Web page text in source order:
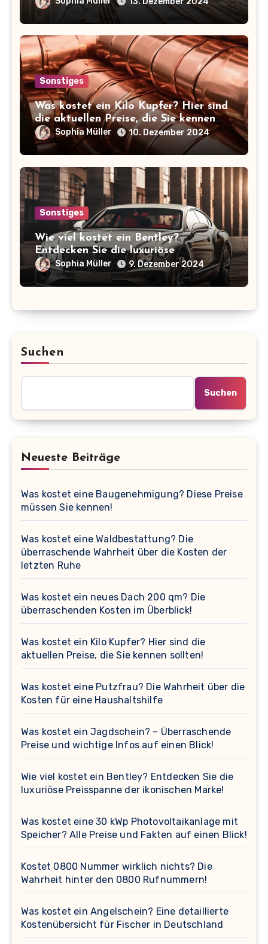
Sonstiges
Was kostet ein Kilo Kupfer? Hier sind
die aktuellen Preise, die Sie kennen
sollten!Sophia Müller 10. Dezember 2024
Sonstiges
Wie viel kostet ein Bentley?
Entdecken Sie die luxuriöse
Preisspanne der ikonischen Marke!
Sophia Müller 9. Dezember 2024
Suchen
Suchen
Neueste Beiträge
Was kostet eine Baugenehmigung? Diese Preise
müssen Sie kennen!
Was kostet eine Waldbestattung? Die
überraschende Wahrheit über die Kosten der
letzten Ruhe
Was kostet ein neues Dach 200 qm? Die
überraschenden Kosten im Überblick!
Was kostet ein Kilo Kupfer? Hier sind die
aktuellen Preise, die Sie kennen sollten!
Was kostet eine Putzfrau? Die Wahrheit über die
Kosten für eine Haushaltshilfe
Was kostet ein Jagdschein? – Überraschende
Preise und wichtige Infos auf einen Blick!
Wie viel kostet ein Bentley? Entdecken Sie die
luxuriöse Preisspanne der ikonischen Marke!
Was kostet eine 30 kWp Photovoltaikanlage mit
Speicher? Alle Preise und Fakten auf einen Blick!
Kostet 0800 Nummer wirklich nichts? Die
Wahrheit hinter den 0800 Rufnummern!
Was kostet ein Angelschein? Eine detaillierte
Kostenübersicht für Fischer in Deutschland